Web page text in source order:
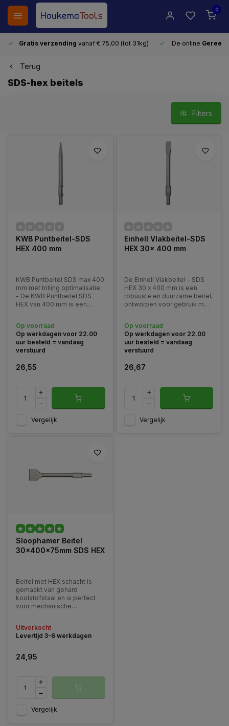
0
Gratis verzending vanaf € 75,00 (tot 31kg) De online
Terug
SDS-hex beitels
Filters
KWB Puntbeitel-SDS
HEX 400 mm
KWB Puntbeitel SDS max 400
mm met trilling optimalisatie.
- De KWB Puntbeitel SDS
HEX van 400 mm is een
boorhamers die zijn uitgerust
met een SDS HEX-
schachtsysteem.
Op voorraad
Op werkdagen voor 22.00
uur besteld = vandaag
verstuurd
26,55
Vergelijk
Einhell Vlakbeitel-SDS
HEX 30x 400 mm
De Einhell Vlakbeitel - SDS
HEX 30 x 400 mm is een
robuuste en duurzame beitel,
ontworpen voor gebruik met
lengte van 400 mm en een
brede beitelkop van 30 mm
Op voorraad
Op werkdagen voor 22.00
uur besteld = vandaag
verstuurd
26,67
Vergelijk
Sloophamer Beitel
30x400x75mm SDS HEX
Beitel met HEX schacht is
gemaakt van gehard
koolstofstaal en is perfect
voor mechanische
Uitverkocht
Levertijd 3-6 werkdagen
24,95
Vergelijk